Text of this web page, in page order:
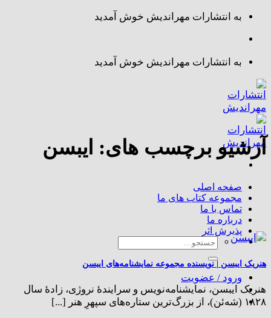
Skip
content
به انتشارات مهراندیش خوش آمدید
به انتشارات مهراندیش خوش آمدید
صفحه اصلی
مجموعه کتاب های ما
تماس با ما
درباره ما
پذیرش اثر
جستجو
برای:
ورود / عضویت
آرشیو برچسب های: ایبسن
هنریک ایبسن | نویسنده مجموعه نمایشنامه‌های ایبسن
هنریک ایبسن، نمایشنامه‌نویس و سرایندۀ نروژی، زادۀ سال
۱۸۲۸ (شه‌ئن)، از بزرگ‌ترین ستاره‌های سپهرِ هنر [...]